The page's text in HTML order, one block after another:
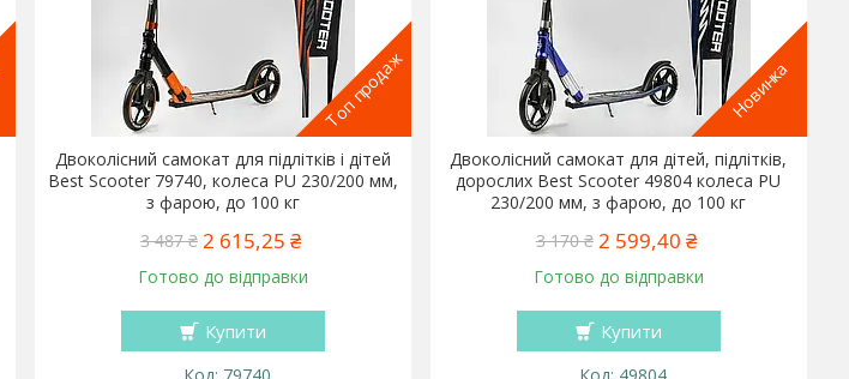
Топ продаж
Двоколісний самокат для підлітків і дітей
Best Scooter 79740, колеса PU 230/200 мм,
з фарою, до 100 кг
3 487 ₴ 2 615,25 ₴
Готово до відправки
Купити
Новинка
Двоколісний самокат для дітей, підлітків,
дорослих Best Scooter 49804 колеса PU
230/200 мм, з фарою, до 100 кг
3 170 ₴ 2 599,40 ₴
Готово до відправки
Купити